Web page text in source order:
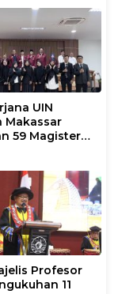
UIN
Makassar
59 Magister
Profesor
11